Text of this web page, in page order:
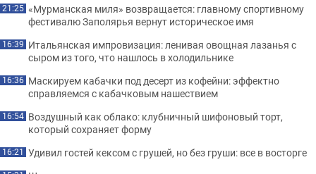
21:25 «Мурманская миля» возвращается: главному спортивному
фестивалю Заполярья вернут историческое имя
16:39 Итальянская импровизация: ленивая овощная лазанья с
сыром из того, что нашлось в холодильнике
16:36 Маскируем кабачки под десерт из кофейни: эффектно
справляемся с кабачковым нашествием
16:54 Воздушный как облако: клубничный шифоновый торт,
который сохраняет форму
16:21 Удивил гостей кексом с грушей, но без груши: все в восторге